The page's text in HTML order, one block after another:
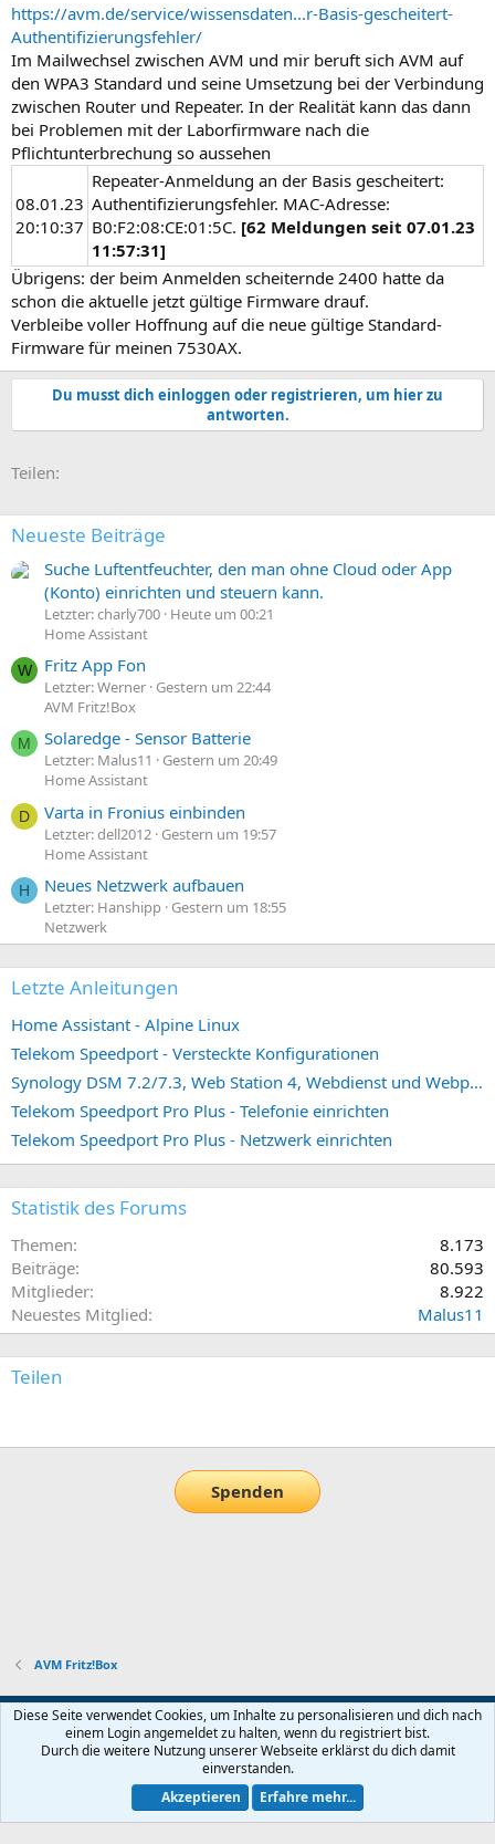
https://avm.de/service/wissensdaten...r-Basis-gescheitert-
Authentifizierungsfehler/
Im Mailwechsel zwischen AVM und mir beruft sich AVM auf
den WPA3 Standard und seine Umsetzung bei der Verbindung
zwischen Router und Repeater. In der Realität kann das dann
bei Problemen mit der Laborfirmware nach die
Pflichtunterbrechung so aussehen
08.01.23
20:10:37
Repeater-Anmeldung an der Basis gescheitert:
Authentifizierungsfehler. MAC-Adresse:
B0:F2:08:CE:01:5C. [62 Meldungen seit 07.01.23
11:57:31]
Übrigens: der beim Anmelden scheiternde 2400 hatte da
schon die aktuelle jetzt gültige Firmware drauf.
Verbleibe voller Hoffnung auf die neue gültige Standard-
Firmware für meinen 7530AX.
Du musst dich einloggen oder registrieren, um hier zu
antworten.
Teilen:
Neueste Beiträge
Suche Luftentfeuchter, den man ohne Cloud oder App
(Konto) einrichten und steuern kann.
Letzter: charly700 Heute um 00:21
Home Assistant
W Fritz App Fon
Letzter: Werner Gestern um 22:44
AVM Fritz!Box
M Solaredge - Sensor Batterie
Letzter: Malus11
Gestern um 20:49
Home Assistant
D Varta in Fronius einbinden
Letzter: dell2012 Gestern um 19:57
Home Assistant
H Neues Netzwerk aufbauen
Letzter: Hanshipp Gestern um 18:55
Netzwerk
Letzte Anleitungen
Home Assistant - Alpine Linux
Telekom Speedport - Versteckte Konfigurationen
Synology DSM 7.2/7.3, Web Station 4, Webdienst und Webportal erstellen (ehemals vHost)
Telekom Speedport Pro Plus - Telefonie einrichten
Telekom Speedport Pro Plus - Netzwerk einrichten
Statistik des Forums
Themen
8.173
Beiträge
80.593
Mitglieder
8.922
Neuestes Mitglied
Malus11
Teilen
Spenden
AVM Fritz!Box
Default-Theme
Nutzungsbedingungen
Datenschutz Hilfe und Impressum Start
Community platform by XenForo® © 2010-2026 XenForo Ltd.
Diese Seite verwendet Cookies, um Inhalte zu personalisieren und dich nach
einem Login angemeldet zu halten, wenn du registriert bist.
Durch die weitere Nutzung unserer Webseite erklärst du dich damit
einverstanden.
Akzeptieren
Erfahre mehr...